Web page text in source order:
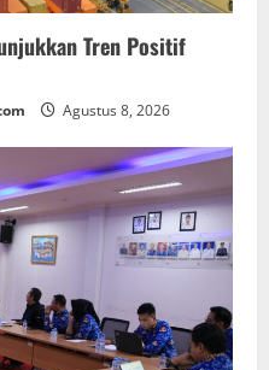
Tren Positif
Agustus 8, 2026